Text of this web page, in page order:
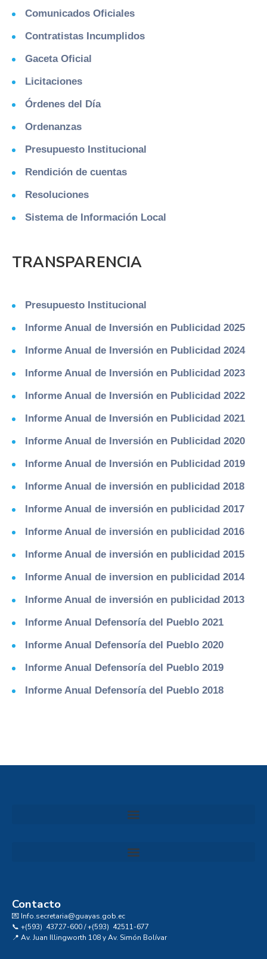
Comunicados Oficiales
Contratistas Incumplidos
Gaceta Oficial
Licitaciones
Órdenes del Día
Ordenanzas
Presupuesto Institucional
Rendición de cuentas
Resoluciones
Sistema de Información Local
TRANSPARENCIA
Presupuesto Institucional
Informe Anual de Inversión en Publicidad 2025
Informe Anual de Inversión en Publicidad 2024
Informe Anual de Inversión en Publicidad 2023
Informe Anual de Inversión en Publicidad 2022
Informe Anual de Inversión en Publicidad 2021
Informe Anual de Inversión en Publicidad 2020
Informe Anual de Inversión en Publicidad 2019
Informe Anual de inversión en publicidad 2018
Informe Anual de inversión en publicidad 2017
Informe Anual de inversión en publicidad 2016
Informe Anual de inversión en publicidad 2015
Informe Anual de inversion en publicidad 2014
Informe Anual de inversión en publicidad 2013
Informe Anual Defensoría del Pueblo 2021
Informe Anual Defensoría del Pueblo 2020
Informe Anual Defensoría del Pueblo 2019
Informe Anual Defensoría del Pueblo 2018
Contacto
💌 Info.secretaria@guayas.gob.ec
📞 +(593) 43727-600 / +(593) 42511-677
📍 Av. Juan Illingworth 108 y Av. Simón Bolívar